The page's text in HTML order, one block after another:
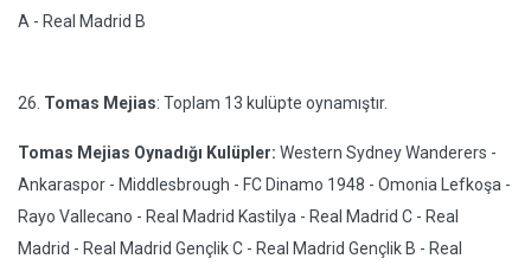
A - Real Madrid B
26. Tomas Mejias: Toplam 13 kulüpte oynamıştır.
Tomas Mejias Oynadığı Kulüpler: Western Sydney Wanderers -
Ankaraspor - Middlesbrough - FC Dinamo 1948 - Omonia Lefkoşa -
Rayo Vallecano - Real Madrid Kastilya - Real Madrid C - Real
Madrid - Real Madrid Gençlik C - Real Madrid Gençlik B - Real